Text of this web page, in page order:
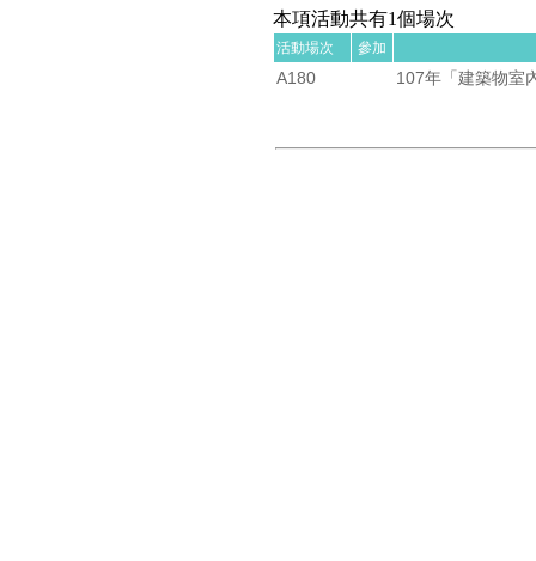
本項活動共有1個場次
活動場次 參加
A180 107年「建築物室